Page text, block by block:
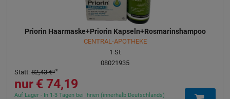
Priorin Haarmaske+Priorin Kapseln+Rosmarinshampoo
CENTRAL-APOTHEKE
1 St
08021935
74,19 €
Statt: 82,43 €³
Auf Lager - In 1-3 Tagen bei Ihnen (innerhalb Deutschlands)